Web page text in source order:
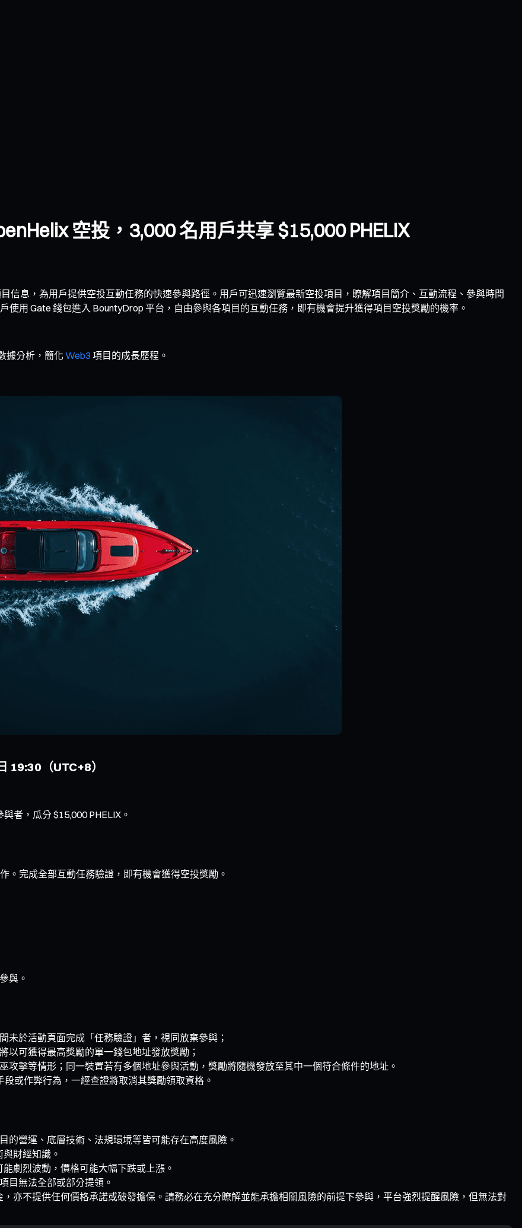
空投，3,000 名用戶共享 $15,000 PHELIX
信息，為用戶提供空投互動任務的快速參與路徑。用戶可迅速瀏覽最新空投項目，瞭解項目簡介、互動流程、參與時間
用 Gate 錢包進入 BountyDrop 平台，自由參與各項目的互動任務，即有機會提升獲得項目空投獎勵的機率。
據分析，簡化Web3 項目的成長歷程。
（UTC+8）
者，瓜分 $15,000 PHELIX。
。完成全部互動任務驗證，即有機會獲得空投獎勵。
與。
未於活動頁面完成「任務驗證」者，視同放棄參與；
以可獲得最高獎勵的單一錢包地址發放獎勵；
擊等情形；同一裝置若有多個地址參與活動，獎勵將隨機發放至其中一個符合條件的地址。
或作弊行為，一經查證將取消其獎勵領取資格。
的營運、底層技術、法規環境等皆可能存在高度風險。
財經知識。
劇烈波動，價格可能大幅下跌或上漲。
目無法全部或部分提領。
亦不提供任何價格承諾或破發擔保。請務必在充分瞭解並能承擔相關風險的前提下參與，平台強烈提醒風險，但無法對